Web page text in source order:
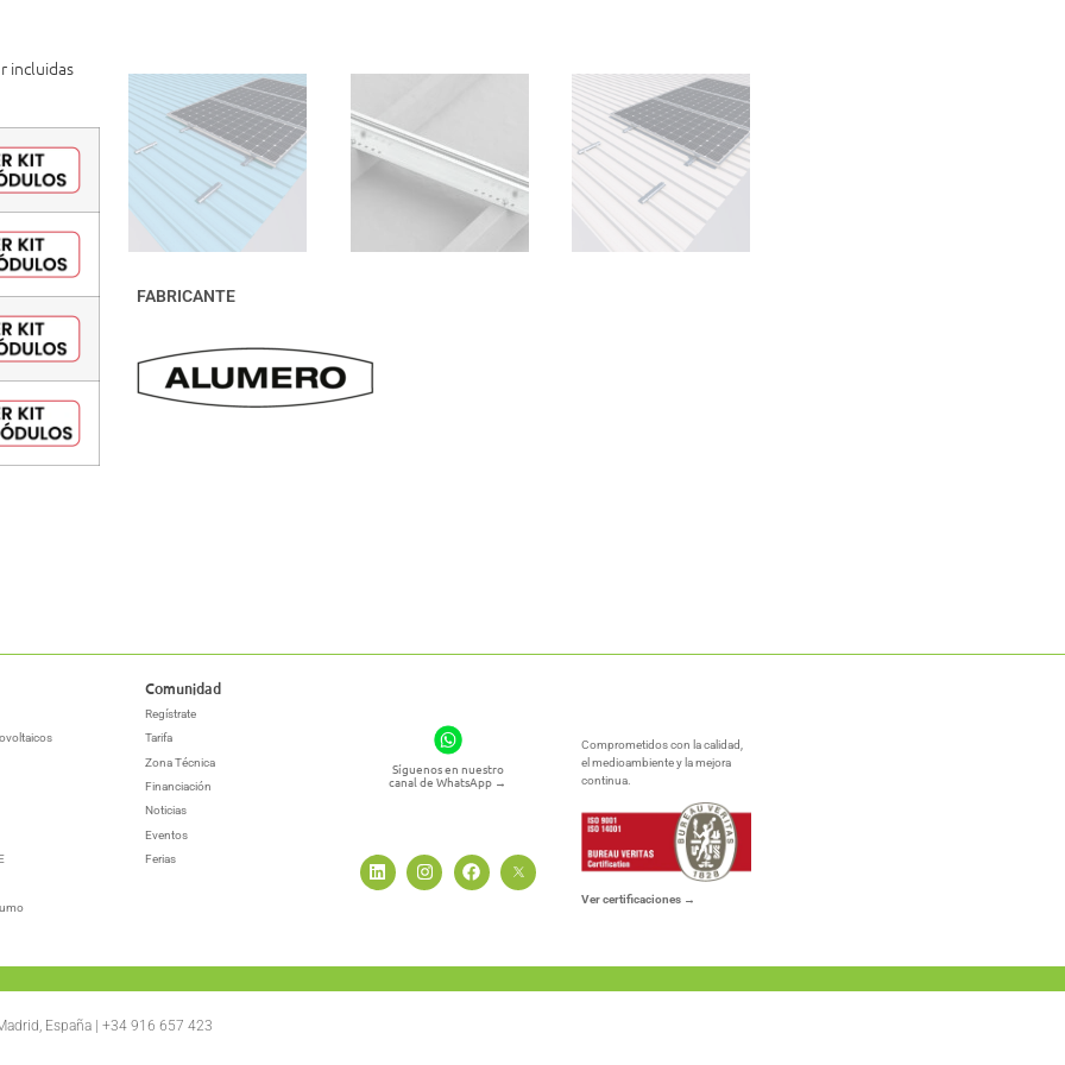
incluidas
FABRICANTE
Comunidad
Regístrate
Tarifa
Zona Técnica
Financiación
Noticias
Eventos
Ferias
Síguenos en nuestro
canal de WhatsApp →
Comprometidos con la calidad,
el medioambiente y la mejora
continua.
Ver certificaciones →
España | +34 916 657 423